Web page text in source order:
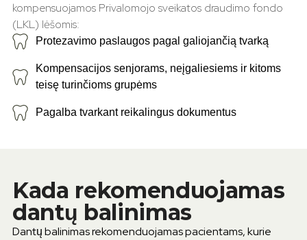
kompensuojamos Privalomojo sveikatos draudimo fondo
(LKL) lėšomis:
Protezavimo paslaugos pagal galiojančią tvarką
Kompensacijos senjorams, neįgaliesiems ir kitoms
teisę turinčioms grupėms
Pagalba tvarkant reikalingus dokumentus
Kada rekomenduojamas
dantų balinimas
Dantų balinimas rekomenduojamas pacientams, kurie